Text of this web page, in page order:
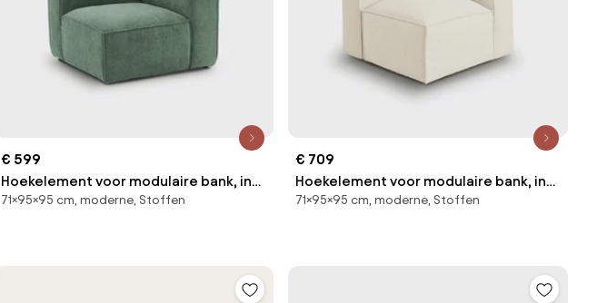
€ 599
Hoekelement voor modulaire bank, in
fluweel met structuur, Seven
71×95×95 cm, moderne, Stoffen
€ 709
Hoekelement voor modulaire bank, in
badstof, Seven
71×95×95 cm, moderne, Stoffen